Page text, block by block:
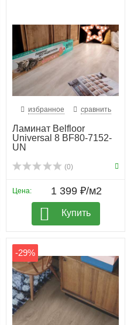
избранное сравнить
Ламинат Belfloor
Universal 8 BF80-7152-
UN
(0)
Цена: 1 399 ₽/м2
Купить
-29%